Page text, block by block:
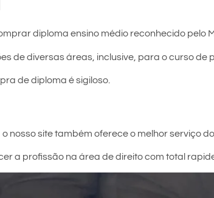
diploma ensino médio reconhecido pelo
de diversas áreas, inclusive, para o curso de
de diploma é sigiloso.
nosso site também oferece o melhor serviço do
a profissão na área de direito com total